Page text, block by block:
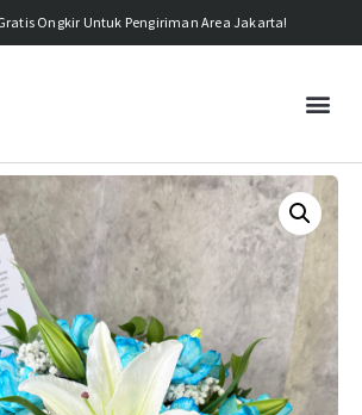
Ongkir Untuk Pengiriman Area Jakarta!